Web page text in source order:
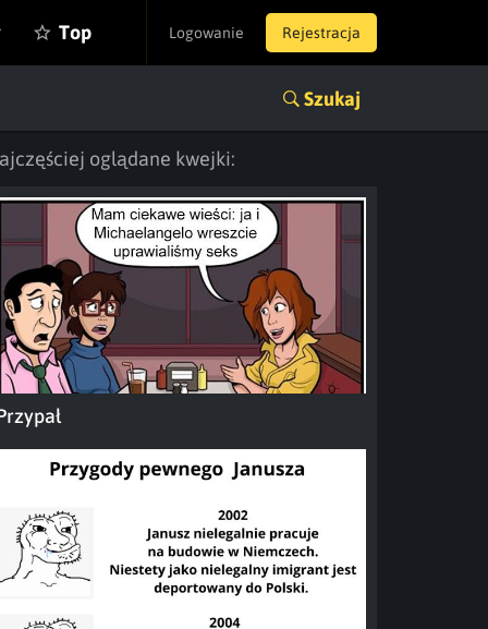
Logowanie Rejestracja
Top
Szukaj
oglądane kwejki: